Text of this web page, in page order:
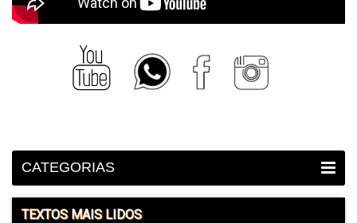
CATEGORIAS
TEXTOS MAIS LIDOS